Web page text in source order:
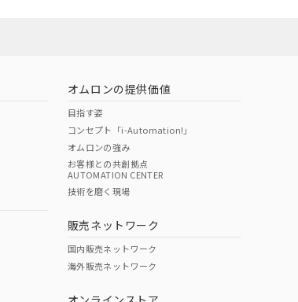
オムロンの提供価値
目指す姿
コンセプト「i-Automation!」
オムロンの強み
お客様との共創拠点
AUTOMATION CENTER
技術を磨く現場
販売ネットワーク
国内販売ネットワーク
海外販売ネットワーク